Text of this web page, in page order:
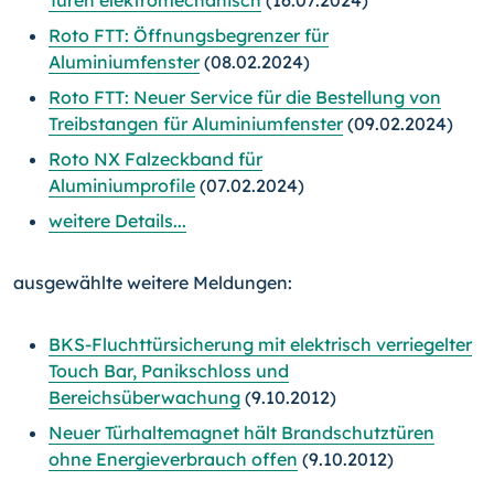
Roto FTT: Öffnungsbegrenzer für
Aluminiumfenster(08.02.2024)
Roto FTT: Neuer Service für die Bestellung von
Treibstangen für Aluminiumfenster(09.02.2024)
Roto NX Falzeckband für
Aluminiumprofile (07.02.2024)
weitere Details...
ausgewählte weitere Meldungen:
BKS-Fluchttürsicherung mit elektrisch verriegelter
Touch Bar, Panikschloss und
Bereichsüberwachung (9.10.2012)
Neuer Türhaltemagnet hält Brandschutztüren
ohne Energieverbrauch offen (9.10.2012)